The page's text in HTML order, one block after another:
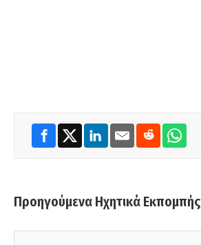
Προηγούμενα Ηχητικά Εκπομπής